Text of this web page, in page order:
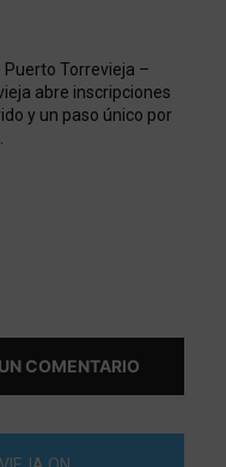
Puerto Torrevieja –
abre inscripciones
y un paso único por
COMENTARIO